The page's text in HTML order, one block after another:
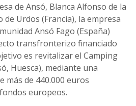
de Ansó, Blanca Alfonso de la
Urdos (Francia), la empresa
Ansó Fago (España)
transfronterizo financiado
es revitalizar el Camping
Huesca), mediante una
más de 440.000 euros
europeos.